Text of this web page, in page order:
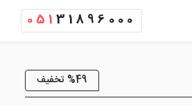
051 31896000
%49 تخفیف